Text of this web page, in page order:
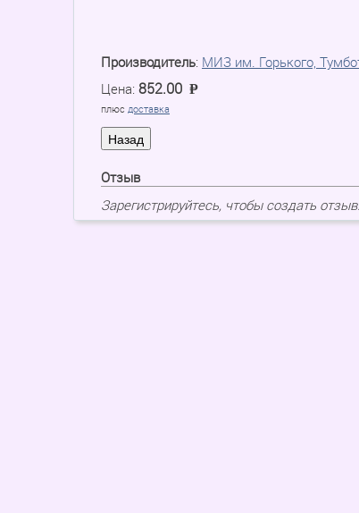
Производитель: МИЗ им. Горького,
Цена: 852.00 =
P
плюс доставка
Отзыв
Зарегистрируйтесь, чтобы создать отзыв.